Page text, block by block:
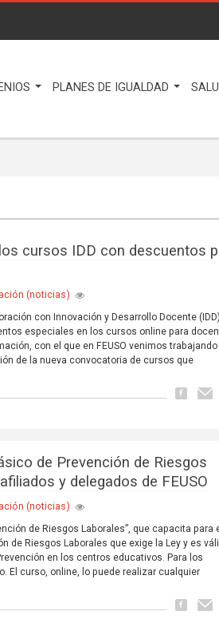
PLANES DE IGUALDAD
cursos IDD con descuentos
(noticias)
con Innovación y Desarrollo Docente
especiales en los cursos online para
con el que en FEUSO venimos trabajando
de la nueva convocatoria de cursos que
de Prevención de Riesgos
y delegados de FEUSO
(noticias)
de Riesgos Laborales”, que capacita para
de Riesgos Laborales que exige la Ley y es
en los centros educativos. Para los
El curso, online, lo puede realizar cualquier